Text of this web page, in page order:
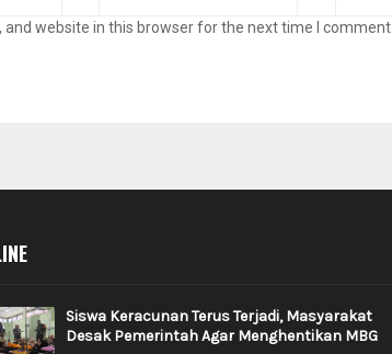
and website in this browser for the next time I comment.
Siswa Keracunan Terus Terjadi, Masyarakat
Desak Pemerintah Agar Menghentikan MBG